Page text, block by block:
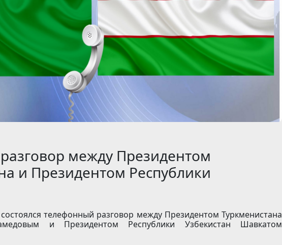
между Президентом
и Президентом Республики
телефонный разговор между Президентом Туркменистана
и Президентом Республики Узбекистан Шавкатом